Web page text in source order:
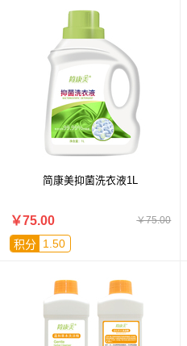
简康美抑菌洗衣液1L
￥75.00
￥75.00
积分 1.50